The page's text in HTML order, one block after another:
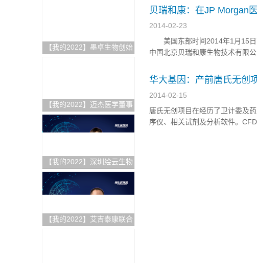
【我的2022】墨卓生物创始
【我的2022】迈杰医学董事
长兼首席执行官张亚飞：数
智化赋能商业模式转型，为
【我的2022】深圳绘云生物
总经理林景超：专注慢病早
筛类临床质谱检测产品，从
临床痛点出发，为临床医学
【我的2022】艾吉泰康联合
食品药品监管总局和国家卫生计...
贝瑞和康：在JP Morgan
2014-02-23
美国东部时间2014年1月15日
中国北京贝瑞和康生物技术有限
华大基因：产前唐氏无创
2014-02-15
唐氏无创项目在经历了卫计委及
序仪、相关试剂及分析软件。